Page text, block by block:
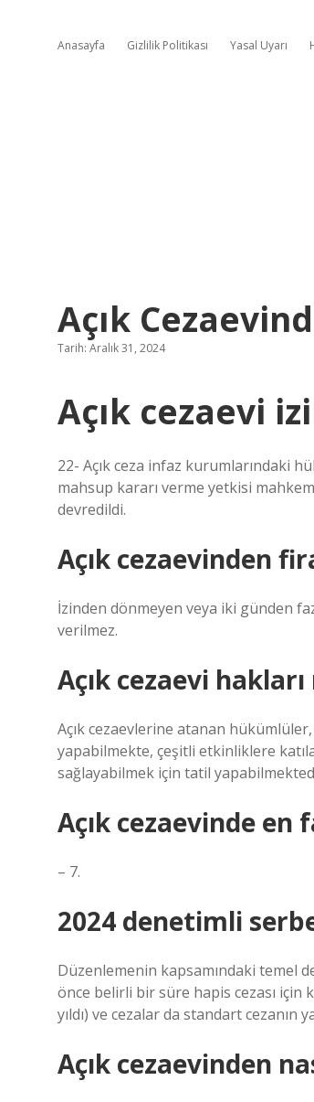
Anasayfa Gizlilik Politikası Yasal Uyarı
Açık
Tarih: Aralık 31, 2024
Açık cezaevi
22- Açık ceza infaz kurumlarındaki
mahsup kararı verme yetkisi
devredildi.
Açık cezaevinden
İzinden dönmeyen veya iki günden
verilmez.
Açık cezaevi
Açık cezaevlerine atanan
yapabilmekte, çeşitli etkinliklere
sağlayabilmek için tatil
Açık cezaevinde en
– 7.
2024 denetimli
Düzenlemenin kapsamındaki temel
önce belirli bir süre hapis cezası için
yıldı) ve cezalar da standart cezanın
Açık cezaevinden